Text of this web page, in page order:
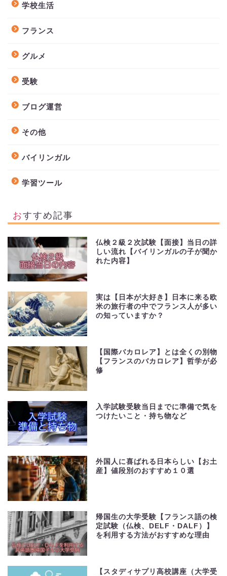
学校生活
フランス
グルメ
受験
ブログ運営
その他
バイリンガル
学習ツール
おすすめ記事
仏検２級２次試験【面接】当日の詳
しい流れ【バイリンガルの子が聞か
れた内容】
実は【日本が大好き】日本に来る欧
米の旅行者の中でフランス人が多い
の知っていますか？
【国際バカロレア】とは全くの別物
【フランスのバカロレア】哲学が必
修
入学試験受験当日までに準備で気を
つけたいこと・持ち物など
外国人に喜ばれる日本らしい【お土
産】値段別のおすすめ１０選
帰国生の大学受験【フランス語の検
定試験（仏検、DELF・DALF）】
を利用する方法がおすすめな理由
【スタディサプリ高校講座（大学受